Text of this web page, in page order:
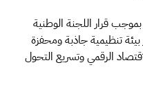
قرار اللجنة الوطنية
تنظيمية جاذبة ومحفزة
الرقمي وتسريع التحول